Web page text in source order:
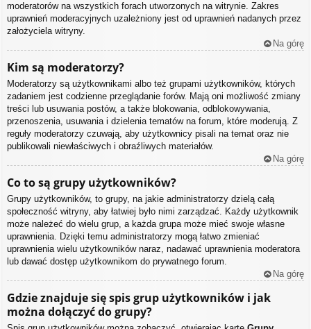
moderatorów na wszystkich forach utworzonych na witrynie. Zakres
uprawnień moderacyjnych uzależniony jest od uprawnień nadanych przez
założyciela witryny.
Na górę
Kim są moderatorzy?
Moderatorzy są użytkownikami albo też grupami użytkowników, których
zadaniem jest codzienne przeglądanie forów. Mają oni możliwość zmiany
treści lub usuwania postów, a także blokowania, odblokowywania,
przenoszenia, usuwania i dzielenia tematów na forum, które moderują. Z
reguły moderatorzy czuwają, aby użytkownicy pisali na temat oraz nie
publikowali niewłaściwych i obraźliwych materiałów.
Na górę
Co to są grupy użytkowników?
Grupy użytkowników, to grupy, na jakie administratorzy dzielą całą
społeczność witryny, aby łatwiej było nimi zarządzać. Każdy użytkownik
może należeć do wielu grup, a każda grupa może mieć swoje własne
uprawnienia. Dzięki temu administratorzy mogą łatwo zmieniać
uprawnienia wielu użytkowników naraz, nadawać uprawnienia moderatora
lub dawać dostęp użytkownikom do prywatnego forum.
Na górę
Gdzie znajduje się spis grup użytkowników i jak
można dołączyć do grupy?